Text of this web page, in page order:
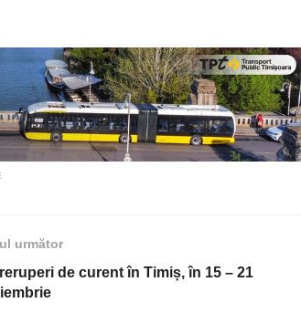
următor
de curent în Timiș, în 15 – 21